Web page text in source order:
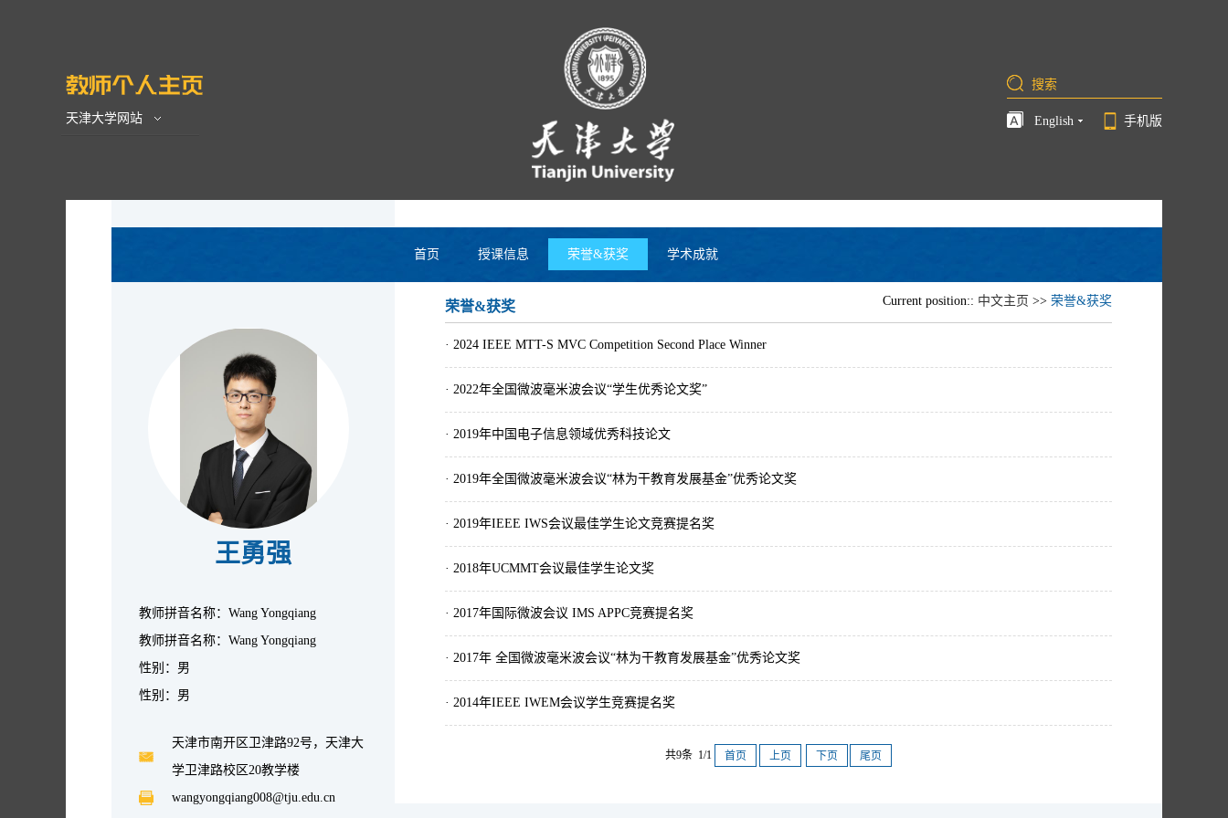
天津大学网站 English 手机版
首页 授课信息 荣誉&获奖 学术成就
王勇强
教师拼音名称：Wang Yongqiang
教师拼音名称：Wang Yongqiang
性别：男
性别：男
天津市南开区卫津路92号，天津大
学卫津路校区20教学楼
wangyongqiang008@tju.edu.cn
荣誉&获奖 Current position:: 中文主页 >> 荣誉&获奖
· 2024 IEEE MTT-S MVC Competition Second Place Winner
· 2022年全国微波毫米波会议“学生优秀论文奖”
· 2019年中国电子信息领域优秀科技论文
· 2019年全国微波毫米波会议“林为干教育发展基金”优秀论文奖
· 2019年IEEE IWS会议最佳学生论文竞赛提名奖
· 2018年UCMMT会议最佳学生论文奖
· 2017年国际微波会议 IMS APPC竞赛提名奖
· 2017年 全国微波毫米波会议“林为干教育发展基金”优秀论文奖
· 2014年IEEE IWEM会议学生竞赛提名奖
共9条 1/1 首页 上页 下页 尾页